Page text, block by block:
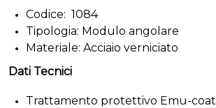
Codice: 1084
Tipologia: Modulo angolare
Materiale: Acciaio verniciato
Dati Tecnici
Trattamento protettivo Emu-coat